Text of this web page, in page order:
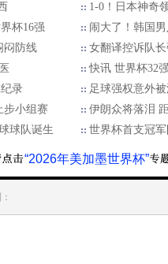
1-0！日本神奇
杯16强
闹大了！韩国
闷防线
女翻译控诉队
快讯 世界杯32
录
足球强权意外
步小组赛
伊朗众将落泪
球队诞生
世界杯首支冠
“2026年美加墨世界杯”